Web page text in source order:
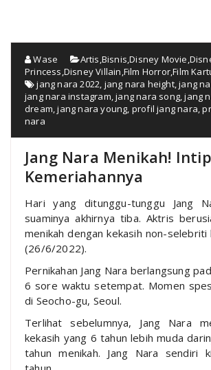
Wase Artis Bisnis ,Disney Movie
Princess Disney Villain Film Horror,Film
jang nara 2022 jang nara height,jang
jang nara instagram ,jang nara song ,jang
dream ,jang nara young profil jang nara ,
nara
Jang Nara Menikah! Intip
Kemeriahannya
Hari yang ditunggu-tunggu Jang
suaminya akhirnya tiba. Aktris
menikah dengan kekasih non-selebriti
(26/6/2022).
Pernikahan Jang Nara berlangsung
6 sore waktu setempat. Momen
di Seocho-gu, Seoul.
Terlihat sebelumnya, Jang Nara
kekasih yang 6 tahun lebih muda
tahun menikah. Jang Nara sendiri